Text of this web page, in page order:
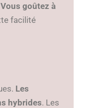
Vous goûtez à
facilité
Les
hybrides. Les